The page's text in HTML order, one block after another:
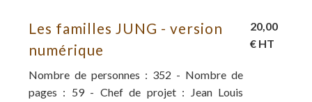
Les familles JUNG - version
numérique
Nombre de personnes : 352 - Nombre de
pages : 59 - Chef de projet : Jean Louis
20,00
€ HT